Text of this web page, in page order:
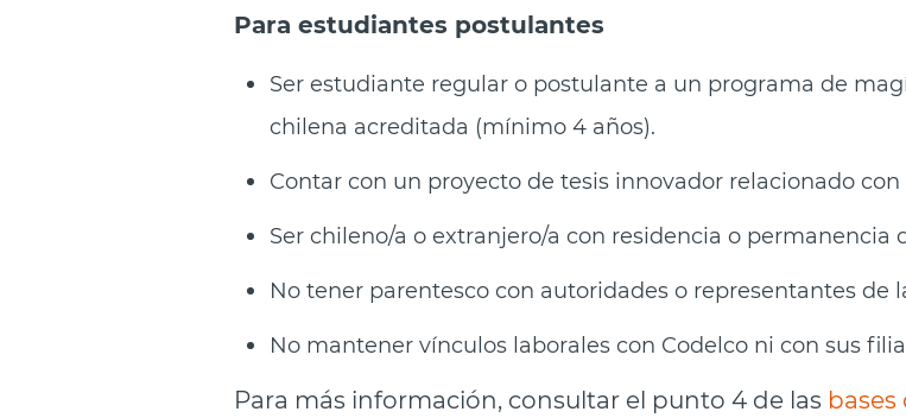
Para estudiantes postulantes
Ser estudiante regular o postulante a un programa de
chilena acreditada (mínimo 4 años).
Contar con un proyecto de tesis innovador relacionado
Ser chileno/a o extranjero/a con residencia o permanencia
No tener parentesco con autoridades o representantes de
No mantener vínculos laborales con Codelco ni con sus
Para más información, consultar el punto 4 de las